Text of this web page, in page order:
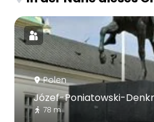
Polen
Józef-Poniatowski-
78 m